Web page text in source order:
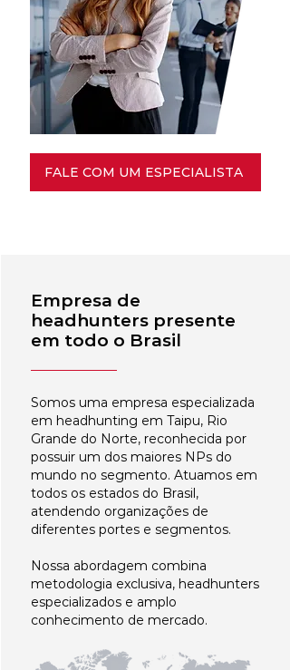
FALE COM UM ESPECIALISTA
Empresa de
headhunters presente
em todo o Brasil
Somos uma empresa especializada
em headhunting em Taipu, Rio
Grande do Norte, reconhecida por
possuir um dos maiores NPs do
mundo no segmento. Atuamos em
todos os estados do Brasil,
atendendo organizações de
diferentes portes e segmentos.
Nossa abordagem combina
metodologia exclusiva, headhunters
especializados e amplo
conhecimento de mercado.